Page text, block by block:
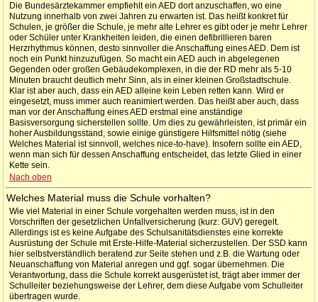
Die Bundesärztekammer empfiehlt ein AED dort anzuschaffen, wo eine
Nutzung innerhalb von zwei Jahren zu erwarten ist. Das heißt konkret für
Schulen, je größer die Schule, je mehr alte Lehrer es gibt oder je mehr Lehrer
oder Schüler unter Krankheiten leiden, die einen defibrillieren baren
Herzrhythmus können, desto sinnvoller die Anschaffung eines AED. Dem ist
noch ein Punkt hinzuzufügen. So macht ein AED auch in abgelegenen
Gegenden oder großen Gebäudekomplexen, in die der RD mehr als 5-10
Minuten braucht deutlich mehr Sinn, als in einer kleinen Großstadtschule.
Klar ist aber auch, dass ein AED alleine kein Leben retten kann. Wird er
eingesetzt, muss immer auch reanimiert werden. Das heißt aber auch, dass
man vor der Anschaffung eines AED erstmal eine anständige
Basisversorgung sicherstellen sollte. Um dies zu gewährleisten, ist primär ein
hoher Ausbildungsstand, sowie einige günstigere Hilfsmittel nötig (siehe
Welches Material ist sinnvoll, welches nice-to-have). Insofern sollte ein AED,
wenn man sich für dessen Anschaffung entscheidet, das letzte Glied in einer
Kette sein.
Nach oben
Welches Material muss die Schule vorhalten?
Wie viel Material in einer Schule vorgehalten werden muss, ist in den
Vorschriften der gesetzlichen Unfallversicherung (kurz: GUV) geregelt.
Allerdings ist es keine Aufgabe des Schulsanitätsdienstes eine korrekte
Ausrüstung der Schule mit Erste-Hilfe-Material sicherzustellen. Der SSD kann
hier selbstverständlich beratend zur Seite stehen und z.B. die Wartung oder
Neuanschaffung von Material anregen und ggf. sogar übernehmen. Die
Verantwortung, dass die Schule korrekt ausgerüstet ist, trägt aber immer der
Schulleiter beziehungsweise der Lehrer, dem diese Aufgabe vom Schulleiter
übertragen wurde.